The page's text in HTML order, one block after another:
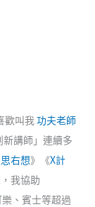
歡叫我功夫老師
講師」連續多
右想》《X計
我協助
、賓士等超過